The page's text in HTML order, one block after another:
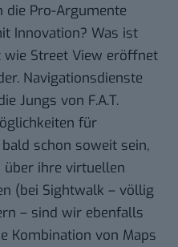
die Pro-Argumente
Innovation? Was ist
wie Street View eröffnet
Navigationsdienste
Jungs von F.A.T.
für
schon soweit sein,
über ihre virtuellen
(bei Sightwalk – völlig
– sind wir ebenfalls
Kombination von Maps